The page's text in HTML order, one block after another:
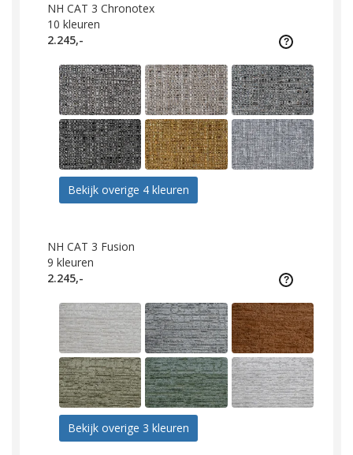
NH CAT 3 Chronotex
10 kleuren
2.245,-
Bekijk overige 4 kleuren
NH CAT 3 Fusion
9 kleuren
2.245,-
Bekijk overige 3 kleuren